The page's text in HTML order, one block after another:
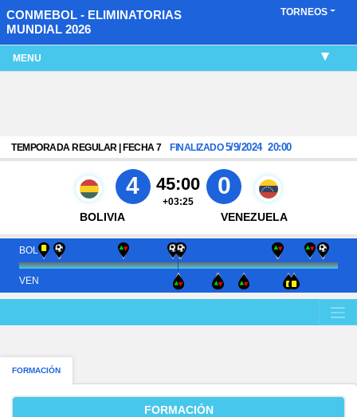
CONMEBOL - ELIMINATORIAS
MUNDIAL 2026
TORNEOS
MENU
TEMPORADA REGULAR | FECHA 7 FINALIZADO 5/9/2024 20:00
BOLIVIA
4 45:00
+03:25
0
VENEZUELA
BOL
VEN
FORMACIÓN
FORMACIÓN